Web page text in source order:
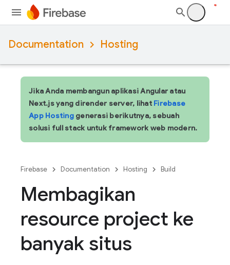
Documentation Hosting
Jika Anda membangun aplikasi Angular atau
Next.js yang dirender server, lihat Firebase
App Hostinggenerasi berikutnya, sebuah
solusi full stack untuk framework web modern.
Firebase Documentation Hosting Build
Membagikan
resource project ke
banyak situs